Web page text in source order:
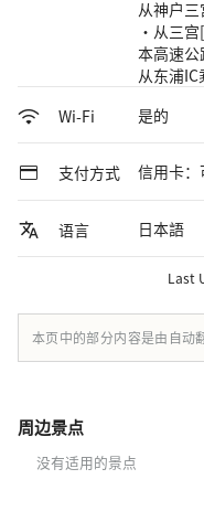
从神户
・从三
本高速公
从东浦IC
Wi-Fi
是的
支付方式 信用卡：
语言 日本語
Last
本页中的部分内容是由自动
周边景点
没有适用的景点